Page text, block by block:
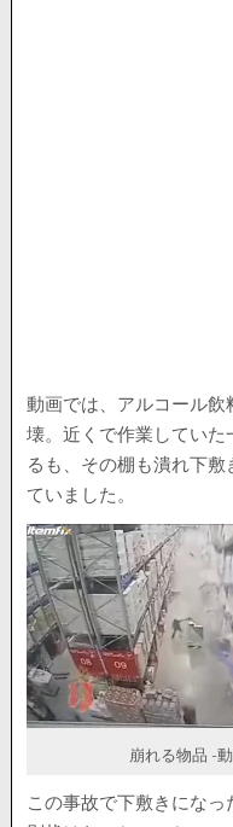
動画では、アルコール
壊。近くで作業してい
るも、その棚も潰れ下
ていました。
崩れる物品 -
この事故で下敷きにな